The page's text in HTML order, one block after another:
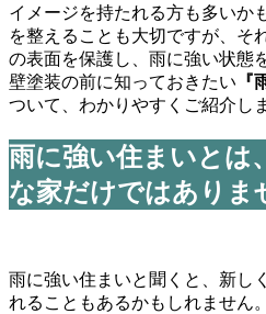
イメージを持たれる方も多いか
を整えることも大切ですが、そ
の表面を保護し、雨に強い状態
壁塗装の前に知っておきたい 『
ついて、わかりやすくご紹介し
雨に強い住まいとは
な家だけではありま
雨に強い住まいと聞くと、新し
れることもあるかもしれません。